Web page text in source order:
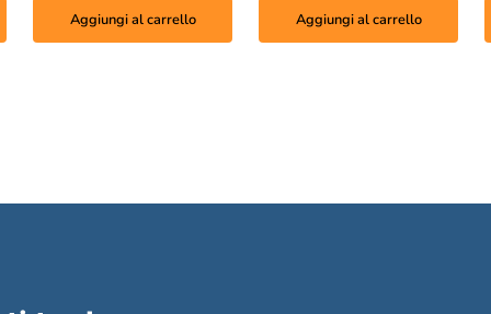
Aggiungi al carrello Aggiungi al carrello